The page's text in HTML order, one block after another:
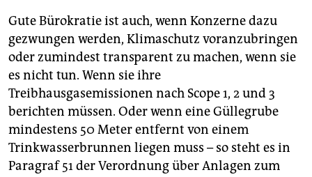
Gute Bürokratie ist auch, wenn Konzerne dazu
gezwungen werden, Klimaschutz voranzubringen
oder zumindest transparent zu machen, wenn sie
es nicht tun. Wenn sie ihre
Treibhausgasemissionen nach Scope 1, 2 und 3
berichten müssen. Oder wenn eine Güllegrube
mindestens 50 Meter entfernt von einem
Trinkwasserbrunnen liegen muss – so steht es in
Paragraf 51 der Verordnung über Anlagen zum